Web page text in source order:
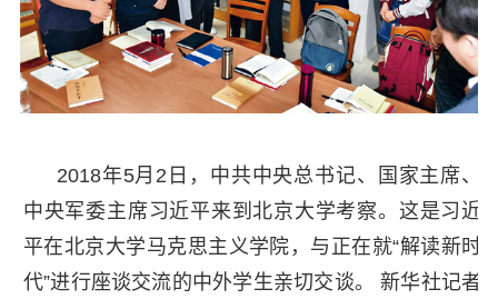
2018年5月2日，中共中央总书记、国家主席、
中央军委主席习近平来到北京大学考察。这是习近
平在北京大学马克思主义学院，与正在就“解读新时
代”进行座谈交流的中外学生亲切交谈。 新华社记者